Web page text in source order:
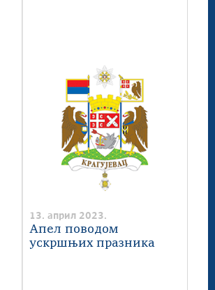
13. април 2023.
Апел поводом
ускршњих празника